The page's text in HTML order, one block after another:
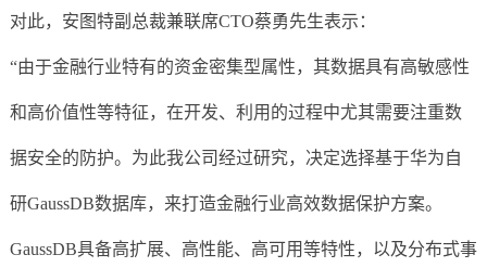
对此，安图特副总裁兼联席CTO蔡勇先生表示：
“由于金融行业特有的资金密集型属性，其数据具有高敏感性
和高价值性等特征，在开发、利用的过程中尤其需要注重数
据安全的防护。为此我公司经过研究，决定选择基于华为自
研GaussDB数据库，来打造金融行业高效数据保护方案。
GaussDB具备高扩展、高性能、高可用等特性，以及分布式事